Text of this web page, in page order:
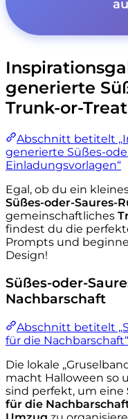
generierte
Trunk-or-
Abschnitt betitelt
generierte Süßes-
Einladungsvorlagen“
Egal, ob du ein
Süßes-oder-Saures-
gemeinschaftliches
findest du die
Prompts und
Design!
Süßes-oder-
Nachbarschaft
Abschnitt betitelt
für die Nachbarschaft“
Die lokale
macht Halloween so
sind perfekt, um eine
für die